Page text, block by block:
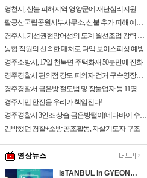
영천시, 산불 피해지역 영양군에 재난심리지원 나섰다!
팔공산국립공원서부사무소, 산불 추가 피해 예방을 위해 탐방로 통제구간 확대
경주시, 기선권현망어선의 도계 월선조업 강력 대응
농협 직원의 신속한 대처로 다액 보이스피싱 예방
경주소방서, 17일 천북면 주택화재 50분만에 진화
경주경찰서 편의점 강도 피의자 검거 구속영장신청
경주경찰서 금은방 절도범 및 장물업자 등 11명 검거
경주시민 안전을 우리가 책임진다!
경주경찰서 3인조 상습 금은방털이(네다바이 수법) 검거
긴박했던 경찰+소방 공조활동, 자살기도자 구조
영상뉴스
isTANBUL in GYEONGJU